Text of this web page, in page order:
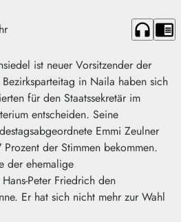
headphones chrome_reader_mode
ist neuer Vorsitzender der
in Naila haben sich
für den Staatssekretär im
entscheiden. Seine
Emmi Zeulner
der Stimmen bekommen.
der ehemalige
Peter Friedrich den
Er hat sich nicht mehr zur Wahl